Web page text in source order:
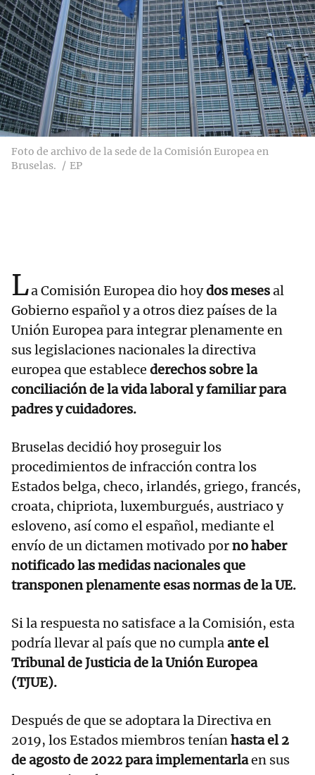
Foto de archivo de la sede de la Comisión Europea en
Bruselas.
EP
La Comisión Europea dio hoydos mesesal
Gobierno español y a otros diez países de la
Unión Europea para integrar plenamente en
sus legislaciones nacionales la directiva
europea que establece derechos sobre la
conciliación de la vida laboral y familiar para
padres y cuidadores.
Bruselas decidió hoy proseguir los
procedimientos de infracción contra los
Estados belga, checo, irlandés, griego, francés,
croata, chipriota, luxemburgués, austriaco y
esloveno, así como el español, mediante el
envío de un dictamen motivado porno haber
notificado las medidas nacionales que
transponen plenamente esas normas de la UE.
Si la respuesta no satisface a la Comisión, esta
podría llevar al país que no cumplaante el
Tribunal de Justicia de la Unión Europea
(TJUE).
Después de que se adoptara la Directiva en
2019, los Estados miembros teníanhasta el 2
de agosto de 2022 para implementarlaen sus